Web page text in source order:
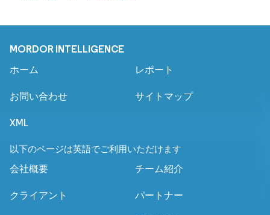
MORDOR INTELLIGENCE
ホーム レポート
お問い合わせ サイトマップ
XML
以下のページは英語でご利用いただけます
会社概要
チーム紹介
クライアント パートナー